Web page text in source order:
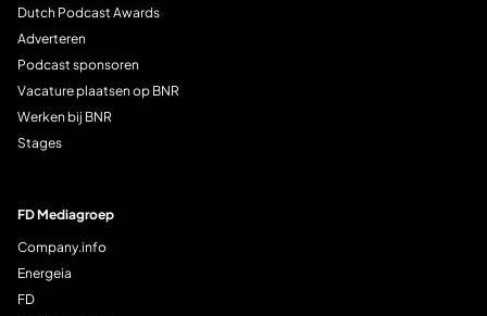
Dutch Podcast Awards
Adverteren
Podcast sponsoren
Vacature plaatsen op BNR
Werken bij BNR
Stages
FD Mediagroep
Company.info
Energeia
FD